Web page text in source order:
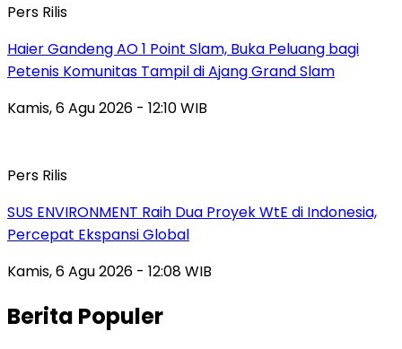
Pers Rilis
Haier Gandeng AO 1 Point Slam, Buka Peluang bagi
Petenis Komunitas Tampil di Ajang Grand Slam
Kamis, 6 Agu 2026 - 12:10 WIB
Pers Rilis
SUS ENVIRONMENT Raih Dua Proyek WtE di Indonesia,
Percepat Ekspansi Global
Kamis, 6 Agu 2026 - 12:08 WIB
Berita Populer